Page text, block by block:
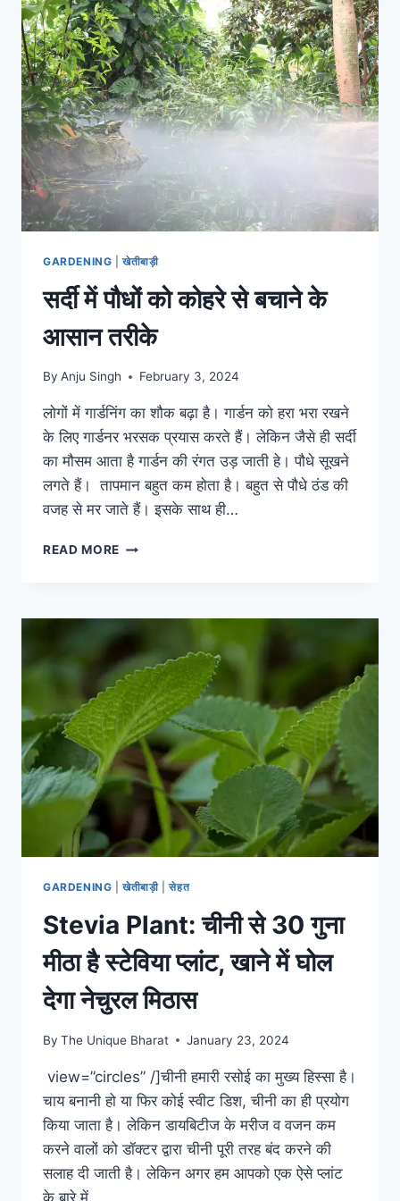
के
जार
में
लगाकर
गार्डन
की
बढ़ा
सकते
हैं
शोभा,
जानिए
GARDENING |खेतीबाड़ी
सर्दी में पौधों को कोहरे से बचाने के
आसान तरीके
By Anju Singh February 3, 2024
लोगों में गार्डनिंग का शौक बढ़ा है। गार्डन को हरा भरा रखने
के लिए गार्डनर भरसक प्रयास करते हैं। लेकिन जैसे ही सर्दी
का मौसम आता है गार्डन की रंगत उड़ जाती हे। पौधे सूखने
लगते हैं। तापमान बहुत कम होता है। बहुत से पौधे ठंड की
वजह से मर जाते हैं। इसके साथ ही…
READ MORE सर्दी
कोहरे
से
बचाने
के
आसान
तरीके
GARDENING |खेतीबाड़ी|सेहत
Stevia Plant: चीनी से 30 गुना
मीठा है स्टेविया प्लांट, खाने में घोल
देगा नेचुरल मिठास
By The Unique Bharat January 23, 2024
view=”circles” /]चीनी हमारी रसोई का मुख्य हिस्सा है।
चाय बनानी हो या फिर कोई स्वीट डिश, चीनी का ही प्रयोग
किया जाता है। लेकिन डायबिटीज के मरीज व वजन कम
करने वालों को डॉक्टर द्वारा चीनी पूरी तरह बंद करने की
सलाह दी जाती है। लेकिन अगर हम आपको एक ऐसे प्लांट
के बारे में…